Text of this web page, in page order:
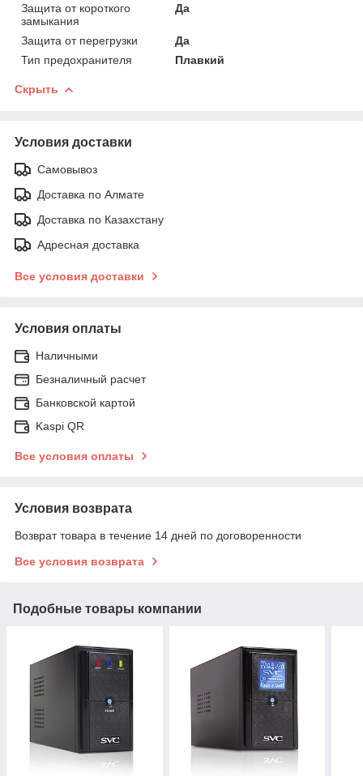
Защита от короткого
замыкания
Да
Защита от перегрузки
Да
Тип предохранителя
Плавкий
Скрыть
Условия доставки
Самовывоз
Доставка по Алмате
Доставка по Казахстану
Адресная доставка
Все условия доставки
Условия оплаты
Наличными
Безналичный расчет
Банковской картой
Kaspi QR
Все условия оплаты
Условия возврата
Возврат товара в течение 14 дней по договоренности
Все условия возврата
Подобные товары компании